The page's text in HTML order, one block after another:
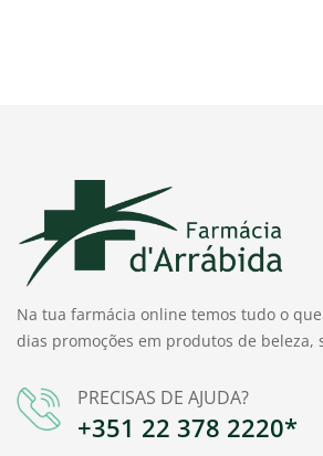
Na tua farmácia online temos tudo o
dias promoções em produtos de beleza,
PRECISAS DE AJUDA?
+351 22 378 2220*